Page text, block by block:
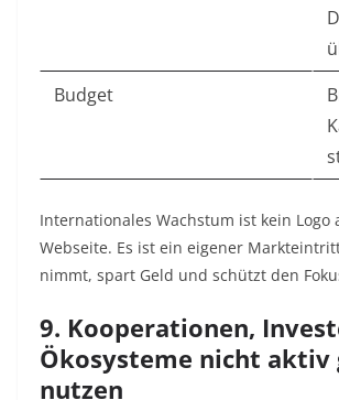
Budget
Internationales Wachstum ist kein Logo
Webseite. Es ist ein eigener
nimmt, spart Geld und schützt den
9. Kooperationen,
Ökosysteme nicht aktiv
nutzen